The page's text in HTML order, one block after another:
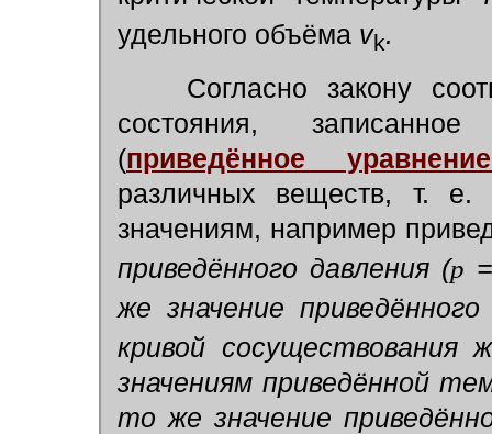
удельного объёма vk.
Согласно закону
состояния,
(приведённое
различных веществ, т.
значениям, например
приведённого давления (p
же значение
кривой
значениям приведённой
то же значение